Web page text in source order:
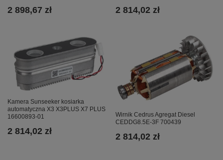
2 898,67 zł 2 814,02 zł
Kamera Sunseeker kosiarka
automatyczna X3 X3PLUS X7 PLUS
16600893-01
2 814,02 zł
Wirnik Cedrus Agregat Diesel
CEDDG8.5E-3F 700439
2 814,02 zł